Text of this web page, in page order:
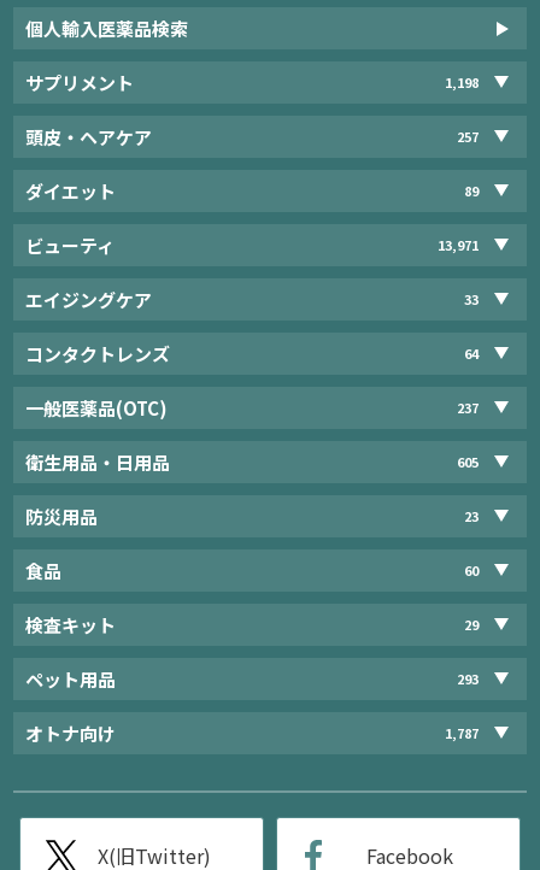
個人輸入医薬品検索
サプリメント 1,198
頭皮・ヘアケア 257
ダイエット 89
ビューティ 13,971
エイジングケア 33
コンタクトレンズ 64
一般医薬品(OTC) 237
衛生用品・日用品 605
防災用品 23
食品 60
検査キット 29
ペット用品 293
オトナ向け 1,787
X(旧Twitter) Facebook